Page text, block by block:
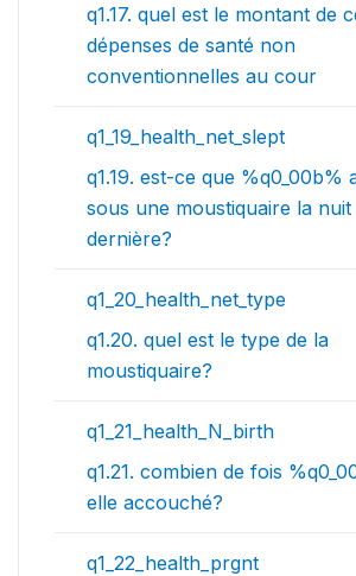
q1.17. quel est le montant de
dépenses de santé non
conventionnelles au cour
q1_19_health_net_slept
q1.19. est-ce que %q0_00b%
sous une moustiquaire la nuit
dernière?
q1_20_health_net_type
q1.20. quel est le type de la
moustiquaire?
q1_21_health_N_birth
q1.21. combien de fois
elle accouché?
q1_22_health_prgnt